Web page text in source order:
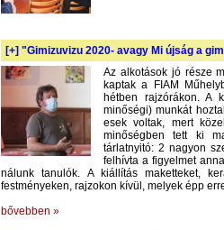
[+] "Gimizuvizu 2020- avagy Mi újság a
Az alkotások jó része
kaptak a FIAM
hétben rajzórákon. A
minőségi) munkát
esek voltak, mert
minőségben tett ki
tárlatnyitó: 2 nagyon
felhívta a figyelmet
nálunk tanulók. A kiállítás maketteket,
festményeken, rajzokon kívül, melyek épp
bővebben »